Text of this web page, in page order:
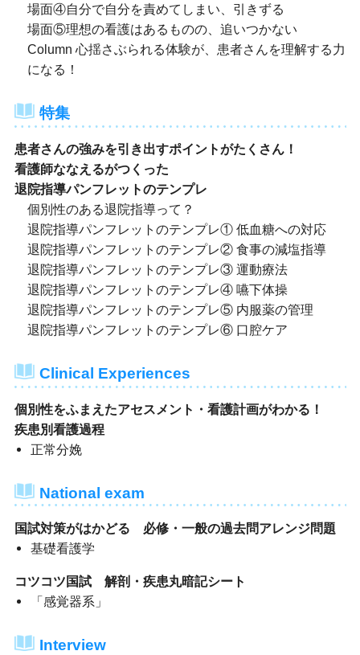
場面④自分で自分を責めてしまい、引きずる
場面⑤理想の看護はあるものの、追いつかない
Column 心揺さぶられる体験が、患者さんを理解する力
になる！
特集
患者さんの強みを引き出すポイントがたくさん！
看護師ななえるがつくった
退院指導パンフレットのテンプレ
個別性のある退院指導って？
退院指導パンフレットのテンプレ① 低血糖への対応
退院指導パンフレットのテンプレ② 食事の減塩指導
退院指導パンフレットのテンプレ③ 運動療法
退院指導パンフレットのテンプレ④ 嚥下体操
退院指導パンフレットのテンプレ⑤ 内服薬の管理
退院指導パンフレットのテンプレ⑥ 口腔ケア
Clinical Experiences
個別性をふまえたアセスメント・看護計画がわかる！
疾患別看護過程
正常分娩
National exam
国試対策がはかどる 必修・一般の過去問アレンジ問題
基礎看護学
コツコツ国試 解剖・疾患丸暗記シート
「感覚器系」
Interview